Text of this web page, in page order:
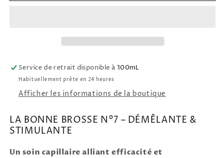
BONNE
BROSSE
LA
BONNE
BROSSE
Service de retrait disponible à 100mL
Habituellement prête en 24 heures
Afficher les informations de la boutique
LA BONNE BROSSE N°7 – DÉMÊLANTE &
STIMULANTE
Un soin capillaire alliant efficacité et